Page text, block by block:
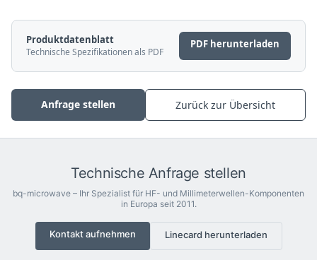
Produktdatenblatt
Technische Spezifikationen als PDF
PDF herunterladen
Anfrage stellen Zurück zur Übersicht
Technische Anfrage stellen
bq-microwave – Ihr Spezialist für HF- und Millimeterwellen-Komponenten
in Europa seit 2011.
Kontakt aufnehmen Linecard herunterladen